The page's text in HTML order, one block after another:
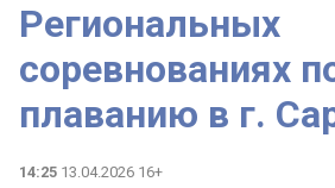
Региональных
соревнованиях
плаванию в г.
14:25 13.04.2026 16+